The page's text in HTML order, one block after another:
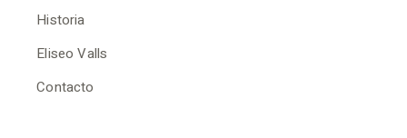
Historia
Eliseo Valls
Contacto